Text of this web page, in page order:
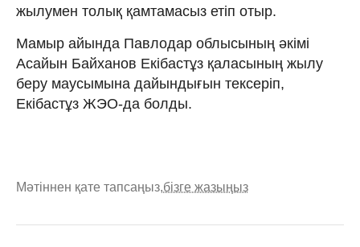
жылумен толық қамтамасыз етіп отыр.
Мамыр айында Павлодар облысының әкімі
Асайын Байханов Екібастұз қаласының жылу
беру маусымына дайындығын тексеріп,
Екібастұз ЖЭО-да болды.
Мәтіннен қате тапсаңыз,бізге жазыңыз